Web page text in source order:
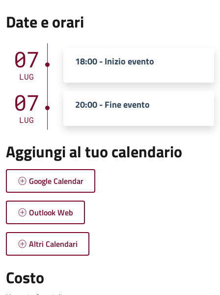
Date e orari
07
LUG
18:00 - Inizio evento
07
LUG
20:00 - Fine evento
Aggiungi al tuo calendario
Google Calendar
Outlook Web
Altri Calendari
Costo